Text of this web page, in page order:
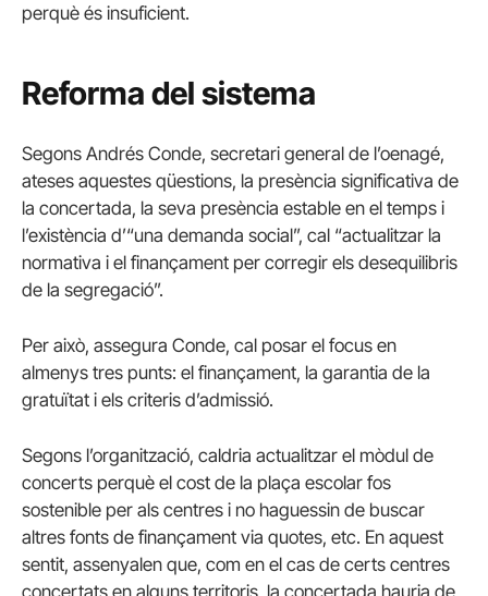
perquè és insuficient.
Reforma del sistema
Segons Andrés Conde, secretari general de l’oenagé,
ateses aquestes qüestions, la presència significativa de
la concertada, la seva presència estable en el temps i
l’existència d’“una demanda social”, cal “actualitzar la
normativa i el finançament per corregir els desequilibris
de la segregació”.
Per això, assegura Conde, cal posar el focus en
almenys tres punts: el finançament, la garantia de la
gratuïtat i els criteris d’admissió.
Segons l’organització, caldria actualitzar el mòdul de
concerts perquè el cost de la plaça escolar fos
sostenible per als centres i no haguessin de buscar
altres fonts de finançament via quotes, etc. En aquest
sentit, assenyalen que, com en el cas de certs centres